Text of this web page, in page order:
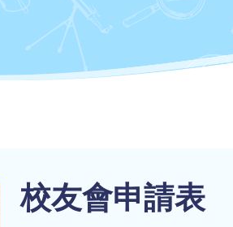
校友會申請表